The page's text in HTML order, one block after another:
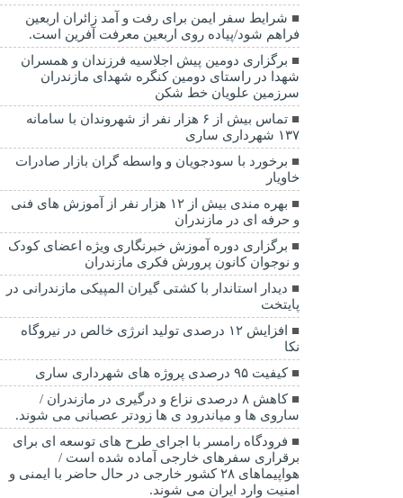
شرایط سفر ایمن برای رفت و آمد زائران اربعین
فراهم شود/پیاده روی اربعین معرفت آفرین است.
برگزاری دومین پیش اجلاسیه فرزندان و همسران
شهدا در راستای دومین کنگره شهدای مازندران
سرزمین علویان خط شکن
تماس بیش از ۶ هزار نفر از شهروندان با سامانه
۱۳۷ شهرداری ساری
برخورد با سودجویان و واسطه گران بازار صادرات
خاویار
بهره مندی بیش از ۱۲ هزار نفر از آموزش های فنی
و حرفه ای در مازندران
برگزاری دوره آموزش خبرنگاری ویژه اعضای کودک
و نوجوان کانون پرورش فکری مازندران
دیدار استاندار با کشتی گیران المپیکی مازندرانی در
پایتخت
افزایش ۱۲ درصدی تولید انرژی خالص در نیروگاه
نکا
کیفیت ۹۵ درصدی پروژه های شهرداری ساری
کاهش ۸ درصدی نزاع و درگیری در مازندران /
ساروی ها و میاندرود ی ها زودتر عصبانی می شوند.
فرودگاه رامسر با اجرای طرح های توسعه ای برای
برقراری سفرهای خارجی آماده شده است /
هواپیماهای ۲۸ کشور خارجی در حال حاضر با ایمنی و
امنیت وارد ایران می شوند.